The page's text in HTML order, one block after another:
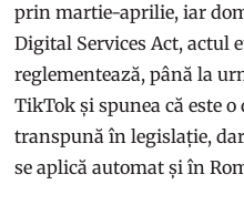
prin martie-aprilie, iar
Digital Services Act, actul
reglementează, până la
TikTok și spunea că este
transpună în legislație,
se aplică automat și în